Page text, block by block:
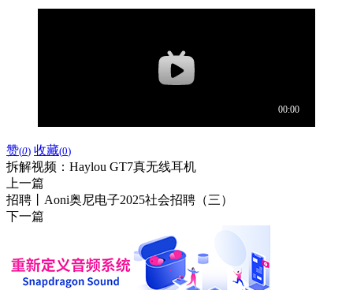
赞(0) 收藏(0)
拆解视频：Haylou GT7真无线耳机
上一篇
招聘丨Aoni奥尼电子2025社会招聘（三）
下一篇